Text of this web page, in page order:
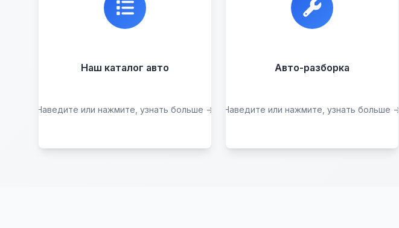
Наш каталог авто
Наведите или нажмите, узнать больше →
автомобилей в отличном
состоянии, где вы можете
найти подробную
Посмотреть каталог
Авто-разборка
Наведите или нажмите, узнать больше →
разборки на запчасти в
любом состоянии.
Сдать на разборку